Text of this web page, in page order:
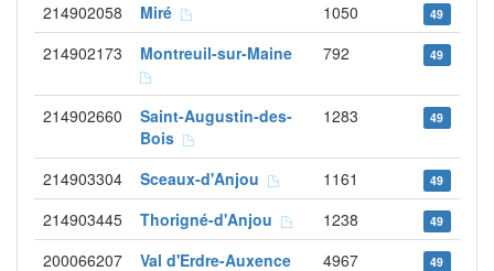
214902058 Miré 1050 49
214902173 Montreuil-sur-Maine 792 49
214902660
Saint-Augustin-des-
Bois
1283 49
214903304 Sceaux-d'Anjou 1161 49
214903445 Thorigné-d'Anjou 1238 49
200066207 Val d'Erdre-Auxence 4967 49